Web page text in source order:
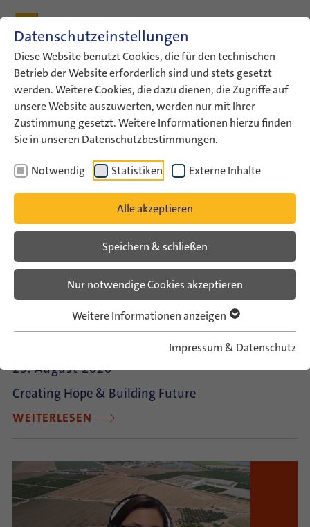
Datenschutzeinstellungen
Diese Website benutzt Cookies, die für den technischen
Betrieb der Website erforderlich sind und stets gesetzt
werden. Weitere Cookies, die dazu dienen, die Zugriffe auf
unsere Website auszuwerten, werden nur mit Ihrer
Zustimmung gesetzt. Weitere Informationen hierzu finden
Sie in unseren Datenschutzbestimmungen.
Notwendig Statistiken Externe Inhalte
Alle akzeptieren
Speichern & schließen
Nur notwendige Cookies akzeptieren
Weitere Informationen anzeigen
Impressum & Datenschutz
ConAct Aktuelles ConAct-News
ConAct-News
German-Israeli Summer Camp 2026
23. August 2026
Creating Hope & Building Future
WEITERLESEN